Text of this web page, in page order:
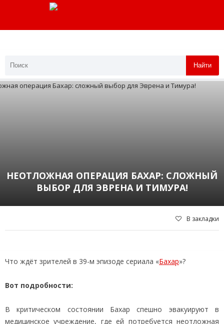
Найти
НЕОТЛОЖНАЯ ОПЕРАЦИЯ БАХАР: СЛОЖНЫЙ
ВЫБОР ДЛЯ ЭВРЕНА И ТИМУРА!
В закладки
Что ждёт зрителей в 39-м эпизоде сериала «Бахар»?
Вот подробности:
В критическом состоянии Бахар спешно эвакуируют в
медицинское учреждение, где ей потребуется неотложная